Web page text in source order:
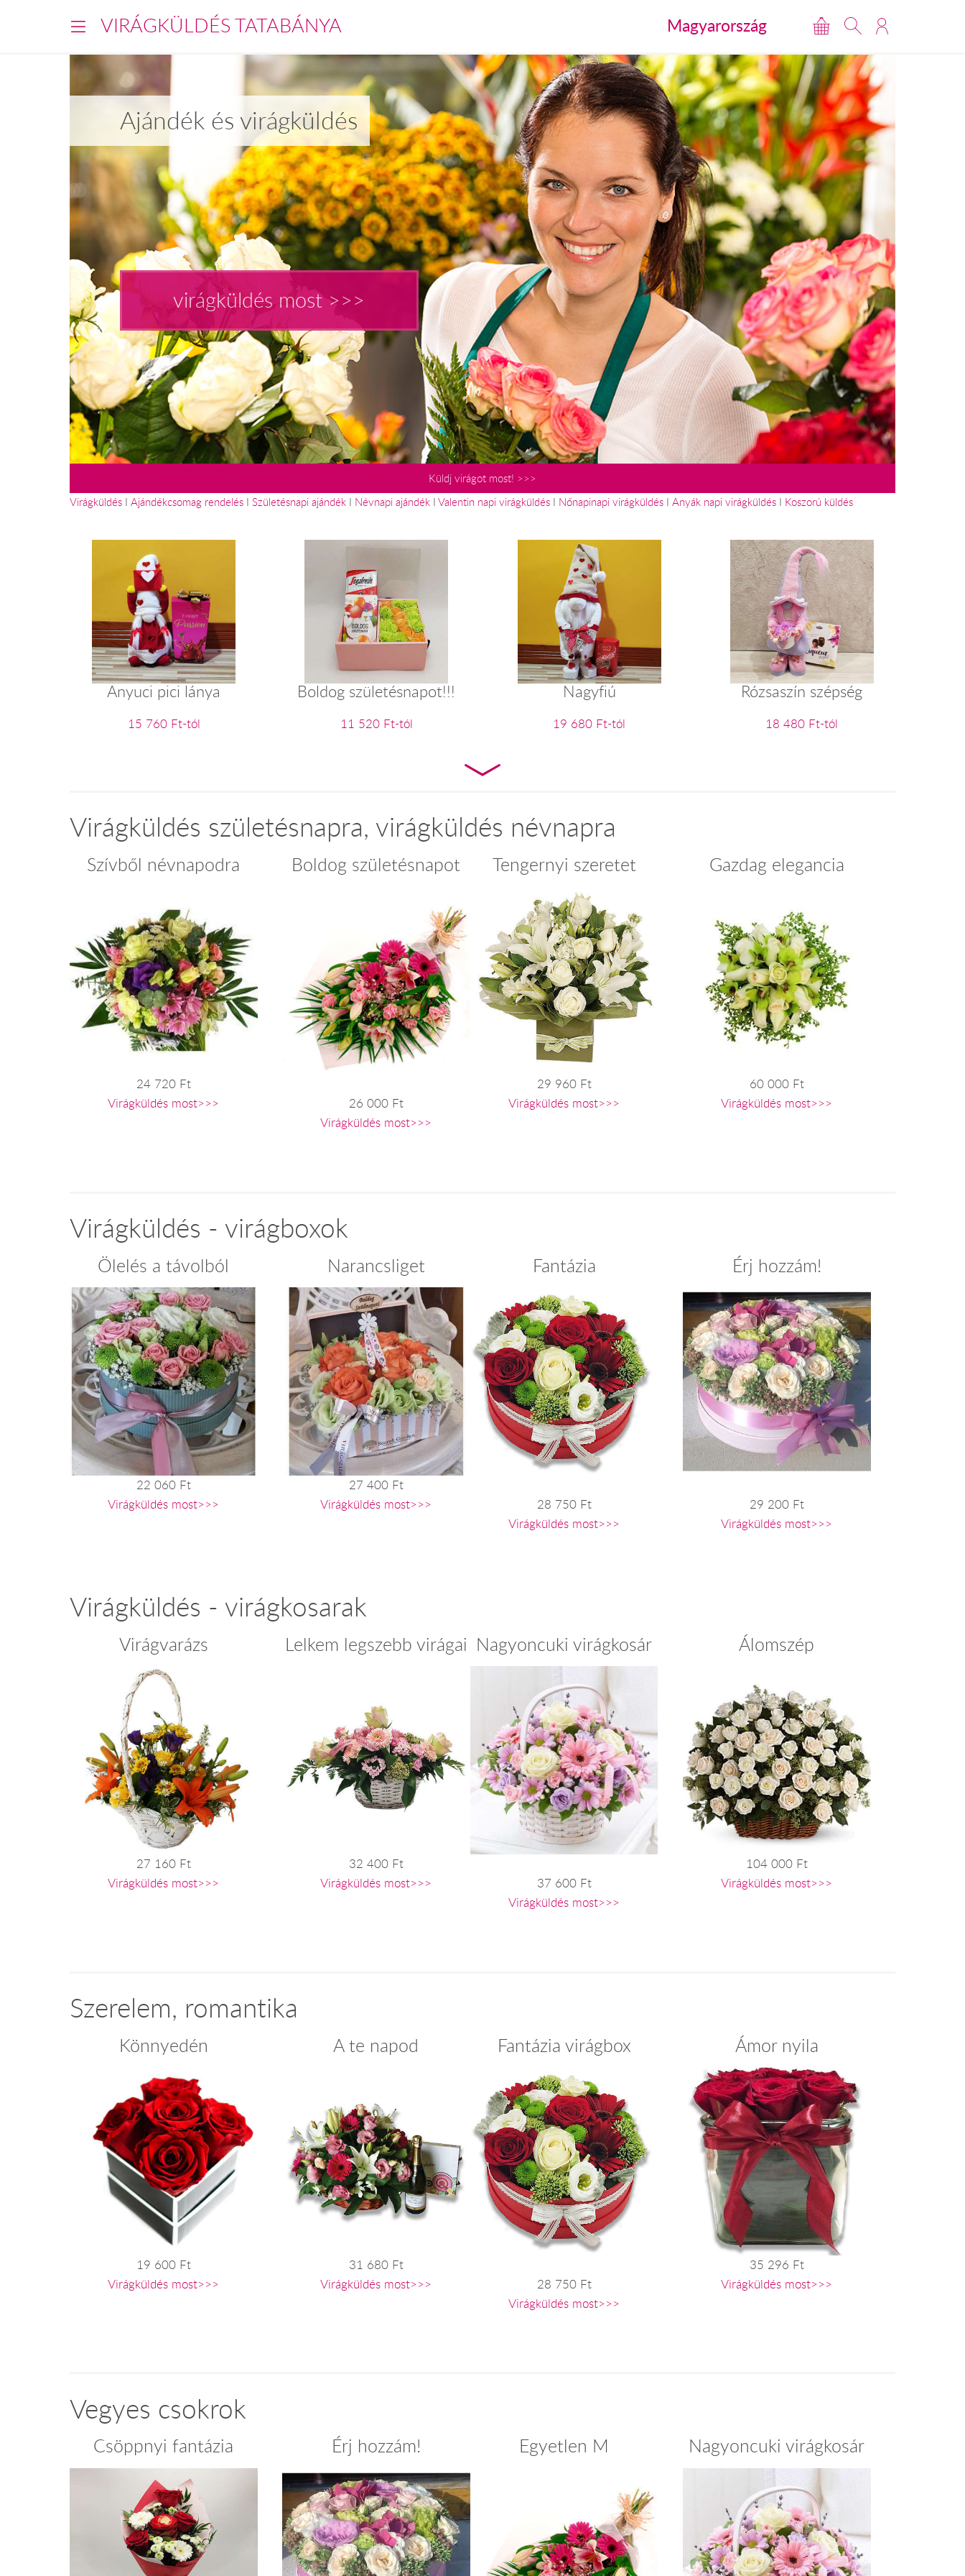
VIRÁGKÜLDÉS TATABÁNYA Magyarország
Ajándék és virágküldés
virágküldés most >>>
Küldj virágot most! >>>
Virágküldés I Ajándékcsomag rendelés I Születésnapi ajándék I Névnapi ajándék I Valentin napi virágküldés I Nőnapinapi virágküldés I Anyák napi virágküldés I Koszorú küldés
Anyuci pici lánya
15 760 Ft-tól
Boldog születésnapot!!!
11 520 Ft-tól
Nagyfiú
19 680 Ft-tól
Rózsaszín szépség
18 480 Ft-tól
Virágküldés születésnapra, virágküldés névnapra
Szívből névnapodra
24 720 Ft
Virágküldés most>>>
Boldog születésnapot
26 000 Ft
Virágküldés most>>>
Tengernyi szeretet
29 960 Ft
Virágküldés most>>>
Gazdag elegancia
60 000 Ft
Virágküldés most>>>
Virágküldés - virágboxok
Ölelés a távolból
22 060 Ft
Virágküldés most>>>
Narancsliget
27 400 Ft
Virágküldés most>>>
Fantázia
28 750 Ft
Virágküldés most>>>
Érj hozzám!
29 200 Ft
Virágküldés most>>>
Virágküldés - virágkosarak
Virágvarázs
27 160 Ft
Virágküldés most>>>
Lelkem legszebb virágai
32 400 Ft
Virágküldés most>>>
Nagyoncuki virágkosár
37 600 Ft
Virágküldés most>>>
Álomszép
104 000 Ft
Virágküldés most>>>
Szerelem, romantika
Könnyedén
19 600 Ft
Virágküldés most>>>
A te napod
31 680 Ft
Virágküldés most>>>
Fantázia virágbox
28 750 Ft
Virágküldés most>>>
Ámor nyila
35 296 Ft
Virágküldés most>>>
Vegyes csokrok
Csöppnyi fantázia Érj hozzám! Egyetlen M Nagyoncuki virágkosár